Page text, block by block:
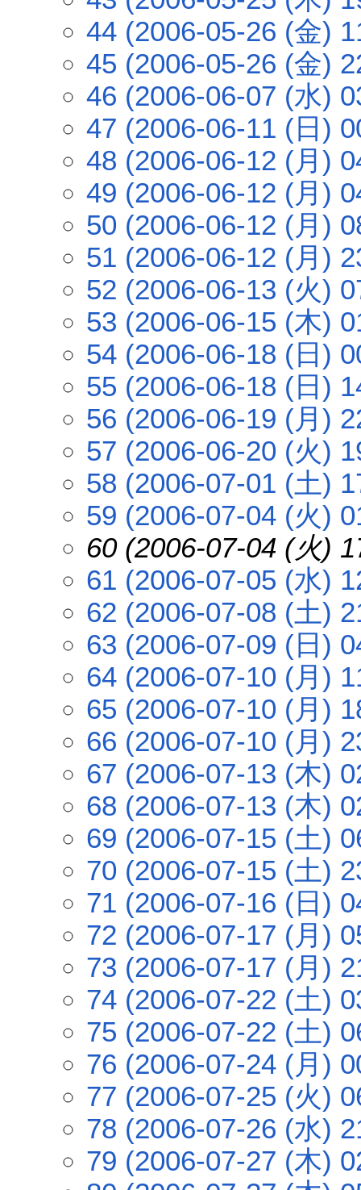
44 (2006-05-26 (金)
45 (2006-05-26 (金)
46 (2006-06-07 (水)
47 (2006-06-11 (日)
48 (2006-06-12 (月)
49 (2006-06-12 (月)
50 (2006-06-12 (月)
51 (2006-06-12 (月)
52 (2006-06-13 (火)
53 (2006-06-15 (木)
54 (2006-06-18 (日)
55 (2006-06-18 (日)
56 (2006-06-19 (月)
57 (2006-06-20 (火)
58 (2006-07-01 (土)
59 (2006-07-04 (火)
60 (2006-07-04 (火)
61 (2006-07-05 (水)
62 (2006-07-08 (土)
63 (2006-07-09 (日)
64 (2006-07-10 (月)
65 (2006-07-10 (月)
66 (2006-07-10 (月)
67 (2006-07-13 (木)
68 (2006-07-13 (木)
69 (2006-07-15 (土)
70 (2006-07-15 (土)
71 (2006-07-16 (日)
72 (2006-07-17 (月)
73 (2006-07-17 (月)
74 (2006-07-22 (土)
75 (2006-07-22 (土)
76 (2006-07-24 (月)
77 (2006-07-25 (火)
78 (2006-07-26 (水)
79 (2006-07-27 (木)